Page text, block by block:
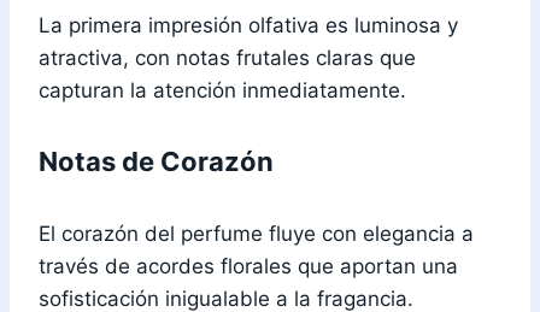
La primera impresión olfativa es luminosa y
atractiva, con notas frutales claras que
capturan la atención inmediatamente.
Notas de Corazón
El corazón del perfume fluye con elegancia a
través de acordes florales que aportan una
sofisticación inigualable a la fragancia.